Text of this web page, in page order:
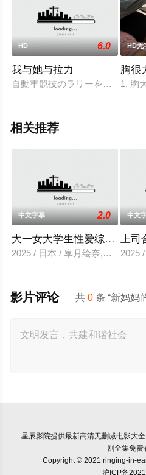
HD 6.0
我与她与拉力
自動車競技のラリーを題材に、
HD无
胸很
1. 胸
相关推荐
中文字幕 2.0
大一女大学生性爱综艺视频
2025 / 日本 / 皐月绘奈,水田贤治
中文
上司
2025
共0 条 “新妈妈
影片评论
星辰影院提供最新高清无删减电影大
剧全集免费
Copyright © 2021 ringing-in-
沪ICP备